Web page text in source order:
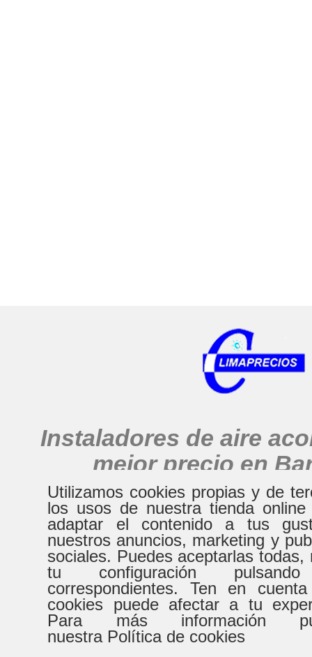
Instaladores de aire
mejor precio en
HORARIO
De Lunes a Virenes
8:30h a 20:30h
9:00h
Utilizamos cookies propias y de
los usos de nuestra tienda
adaptar el contenido a tus
nuestros anuncios, marketing y
sociales. Puedes aceptarlas todas,
tu configuración
correspondientes. Ten en
cookies puede afectar a tu
Para más información
nuestra Política de cookies